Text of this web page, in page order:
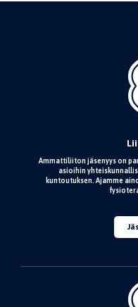
Ammattiliiton jäsenyys on
asioihin
kuntoutuksen. Ajamme